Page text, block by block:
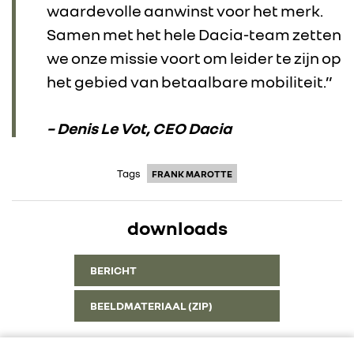
IN DE MEDIA
CONTACT
waardevolle aanwinst voor het merk.
Samen met het hele Dacia-team zetten
we onze missie voort om leider te zijn op
het gebied van betaalbare mobiliteit.”
– Denis Le Vot, CEO Dacia
Tags FRANK MAROTTE
downloads
BERICHT
BEELDMATERIAAL (ZIP)